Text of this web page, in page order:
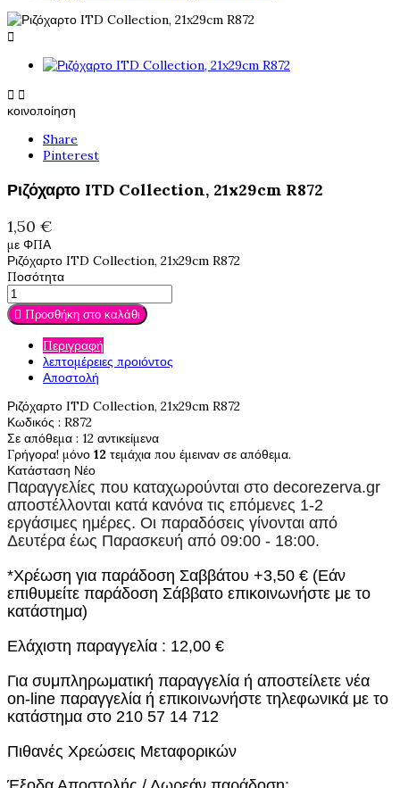

 
κοινοποίηση
Share
Pinterest
Ριζόχαρτο ITD Collection, 21x29cm R872
1,50 €
με ΦΠΑ
Ριζόχαρτο ITD Collection, 21x29cm R872
Ποσότητα
 Προσθήκη στο καλάθι
Περιγραφή
λεπτομέρειες προιόντος
Αποστολή
Ριζόχαρτο ITD Collection, 21x29cm R872
Κωδικός : R872
Σε απόθεμα : 12 αντικείμενα
Γρήγορα! μόνο 12 τεμάχια που έμειναν σε απόθεμα.
Κατάσταση Νέο
Παραγγελίες που καταχωρούνται στο decorezerva.gr
αποστέλλονται κατά κανόνα τις επόμενες 1-2
εργάσιμες ημέρες. Οι παραδόσεις γίνονται από
Δευτέρα έως Παρασκευή από 09:00 - 18:00.
*Χρέωση για παράδοση Σαββάτου +3,50 € (Εάν
επιθυμείτε παράδοση Σάββατο επικοινωνήστε με το
κατάστημα)
Ελάχιστη παραγγελία : 12,00 €
Για συμπληρωματική παραγγελία ή αποστείλετε νέα
on-line παραγγελία ή επικοινωνήστε τηλεφωνικά με το
κατάστημα στο 210 57 14 712
Πιθανές Χρεώσεις Μεταφορικών